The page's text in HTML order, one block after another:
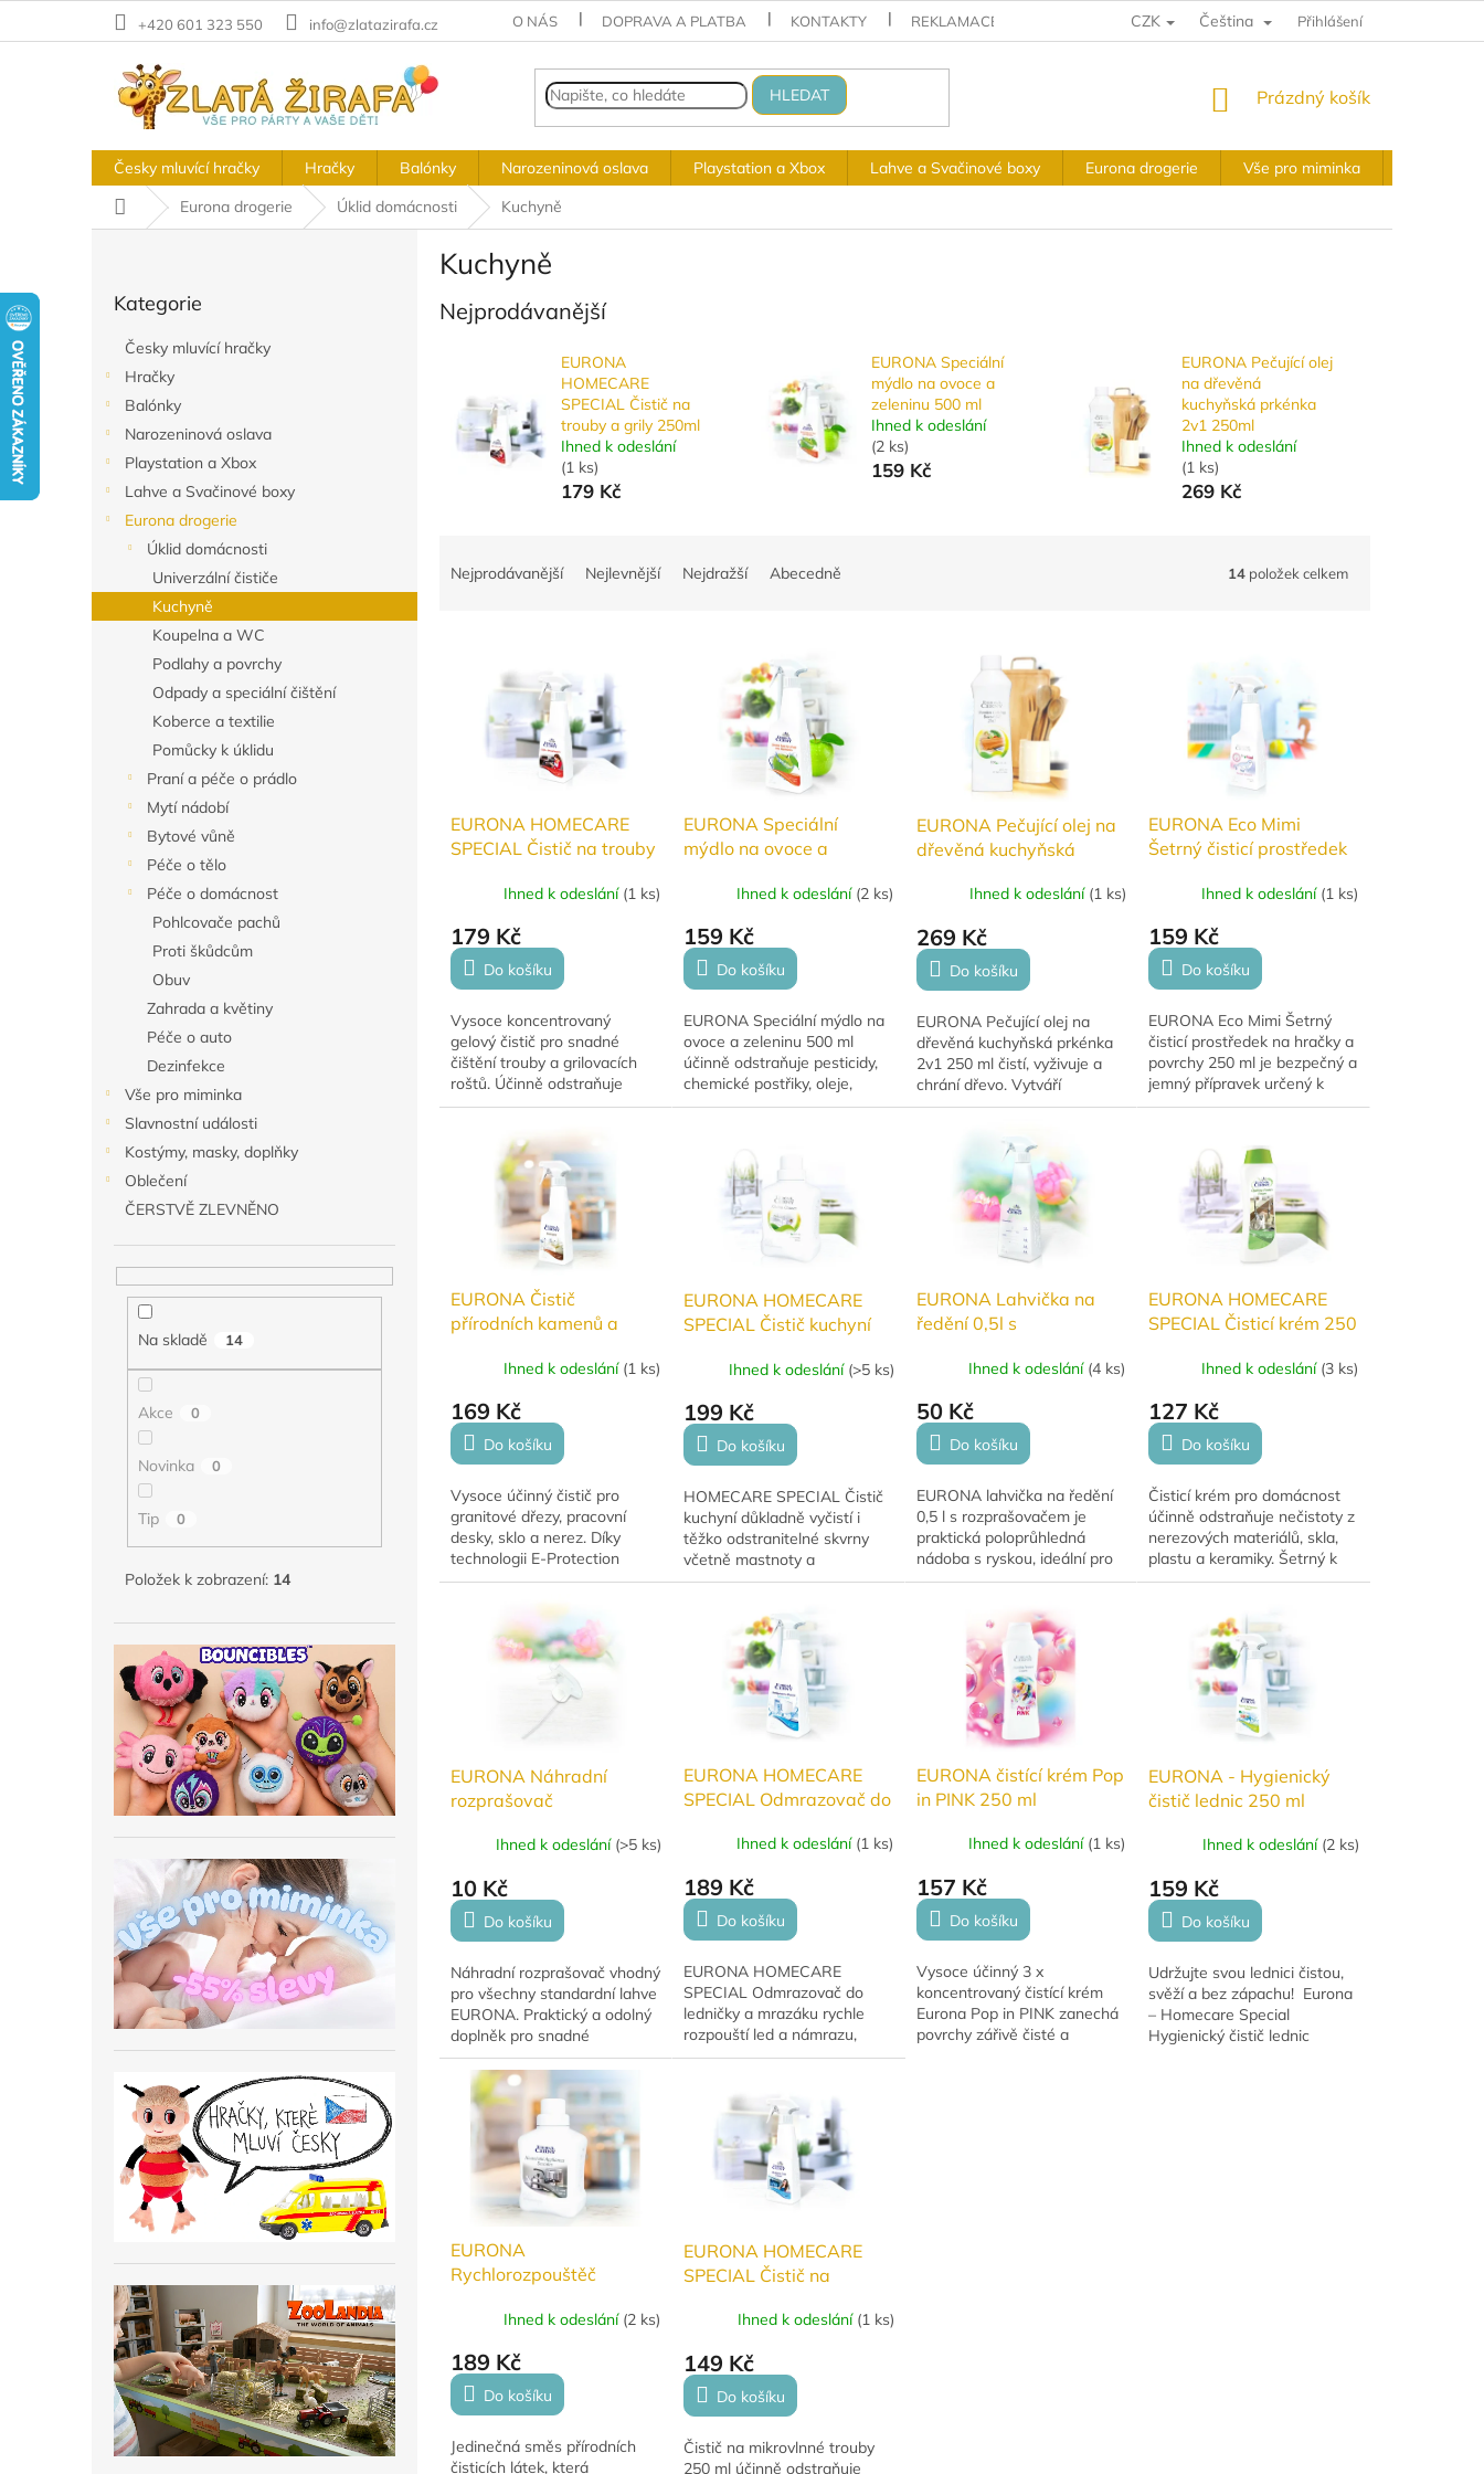
+420 601 323 550 info@zlatazirafa.cz O NÁS DOPRAVA A PLATBA KONTAKTY REKLAMACE A VRÁCENÍ VÝKUPNÍ PODMÍNKY OBCHODNÍ PODMÍNKY
CZK Čeština Přihlášení
HLEDAT
NÁKUPNÍ
Prázdný košík
Česky mluvící hračky Hračky Balónky Narozeninová oslava Playstation a Xbox Lahve a Svačinové boxy Eurona drogerie Vše pro miminka
Domů
Eurona drogerie Úklid domácnosti Kuchyně
kategorie
Kategorie
Česky mluvící hračky
Hračky
Balónky
Narozeninová oslava
Playstation a Xbox
Lahve a Svačinové boxy
Eurona drogerie
Úklid domácnosti
Univerzální čističe
Kuchyně
Koupelna a WC
Podlahy a povrchy
Odpady a speciální čištění
Koberce a textilie
Pomůcky k úklidu
Praní a péče o prádlo
Mytí nádobí
Bytové vůně
Péče o tělo
Péče o domácnost
Pohlcovače pachů
Proti škůdcům
Obuv
Zahrada a květiny
Péče o auto
Dezinfekce
Vše pro miminka
Slavnostní události
Kostýmy, masky, doplňky
Oblečení
ČERSTVĚ ZLEVNĚNO
Na skladě 14
Akce 0
Novinka 0
Tip 0
Položek k zobrazení: 14
Kuchyně
Nejprodávanější
EURONA
HOMECARE
SPECIAL Čistič na
trouby a grily 250ml
Ihned k odeslání
(1 ks)
179 Kč
EURONA Speciální
mýdlo na ovoce a
zeleninu 500 ml
Ihned k odeslání
(2 ks)
159 Kč
EURONA Pečující olej
na dřevěná
kuchyňská prkénka
2v1 250ml
Ihned k odeslání
(1 ks)
269 Kč
Nejprodávanější Nejlevnější Nejdražší Abecedně 14 položek celkem
EURONA HOMECARE
SPECIAL Čistič na trouby
Ihned k odeslání (1 ks)
179 Kč
Do košíku
Vysoce koncentrovaný
gelový čistič pro snadné
čištění trouby a grilovacích
roštů. Účinně odstraňuje
mastnotu, připáleniny a
Snadná aplikace bez...
EURONA Speciální
mýdlo na ovoce a
Ihned k odeslání (2 ks)
159 Kč
Do košíku
EURONA Speciální mýdlo na
ovoce a zeleninu 500 ml
účinně odstraňuje pesticidy,
chemické postřiky, oleje,
prach i výfukové plyny.
EURONA Pečující olej na
dřevěná kuchyňská
Ihned k odeslání (1 ks)
269 Kč
Do košíku
EURONA Pečující olej na
dřevěná kuchyňská prkénka
2v1 250 ml čistí, vyživuje a
chrání dřevo. Vytváří
ochranný film proti vlhkosti,
pomáhá předcházet...
EURONA Eco Mimi
Šetrný čisticí prostředek
Ihned k odeslání (1 ks)
159 Kč
Do košíku
EURONA Eco Mimi Šetrný
čisticí prostředek na hračky a
povrchy 250 ml je bezpečný a
jemný přípravek určený k
čištění dětských hraček a
přicházejí děti...
EURONA Čistič
přírodních kamenů a
Ihned k odeslání (1 ks)
169 Kč
Do košíku
Vysoce účinný čistič pro
granitové dřezy, pracovní
desky, sklo a nerez. Díky
technologii E-Protection
vytváří ochrannou vrstvu,
znečištění.
EURONA HOMECARE
SPECIAL Čistič kuchyní
Ihned k odeslání (>5 ks)
199 Kč
Do košíku
HOMECARE SPECIAL Čistič
kuchyní důkladně vyčistí i
těžko odstranitelné skvrny
včetně mastnoty a
připálených jídel.
EURONA Lahvička na
ředění 0,5l s
Ihned k odeslání (4 ks)
50 Kč
Do košíku
EURONA lahvička na ředění
0,5 l s rozprašovačem je
praktická poloprůhledná
nádoba s ryskou, ideální pro
přesné ředění a aplikaci
pro domácí i...
EURONA HOMECARE
SPECIAL Čisticí krém 250
Ihned k odeslání (3 ks)
127 Kč
Do košíku
Čisticí krém pro domácnost
účinně odstraňuje nečistoty z
nerezových materiálů, skla,
plastu a keramiky. Šetrný k
citlivým povrchům, ekologický
EURONA Náhradní
rozprašovač
Ihned k odeslání (>5 ks)
10 Kč
Do košíku
Náhradní rozprašovač vhodný
pro všechny standardní lahve
EURONA. Praktický a odolný
doplněk pro snadné
dávkování čisticích
prostředků.
EURONA HOMECARE
SPECIAL Odmrazovač do
Ihned k odeslání (1 ks)
189 Kč
Do košíku
EURONA HOMECARE
SPECIAL Odmrazovač do
ledničky a mrazáku rychle
rozpouští led a námrazu,
usnadňuje odmrazování a
vnitřní prostor chladničky i
mrazáku.
EURONA čistící krém Pop
in PINK 250 ml
Ihned k odeslání (1 ks)
157 Kč
Do košíku
Vysoce účinný 3 x
koncentrovaný čistící krém
Eurona Pop in PINK zanechá
povrchy zářivě čisté a
EURONA - Hygienický
čistič lednic 250 ml
Ihned k odeslání (2 ks)
159 Kč
Do košíku
Udržujte svou lednici čistou,
svěží a bez zápachu! Eurona
– Homecare Special
Hygienický čistič lednic
EURONA
Rychlorozpouštěč
domácí spotřebiče
Ihned k odeslání (2 ks)
189 Kč
Do košíku
Jedinečná směs přírodních
čisticích látek, která
EURONA HOMECARE
SPECIAL Čistič na
Ihned k odeslání (1 ks)
149 Kč
Do košíku
Čistič na mikrovlnné trouby
250 ml účinně odstraňuje